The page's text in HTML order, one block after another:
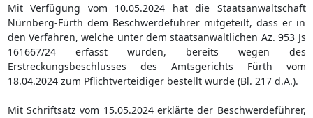
Mit Verfügung vom 10.05.2024 hat die Staatsanwaltschaft
Nürnberg-Fürth dem Beschwerdeführer mitgeteilt, dass er in
den Verfahren, welche unter dem staatsanwaltlichen Az. 953 Js
161667/24 erfasst wurden, bereits wegen des
Erstreckungsbeschlusses des Amtsgerichts Fürth vom
18.04.2024 zum Pflichtverteidiger bestellt wurde (Bl. 217 d.A.).
Mit Schriftsatz vom 15.05.2024 erklärte der Beschwerdeführer,